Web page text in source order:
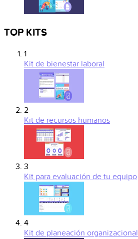
TOP KITS
1
Kit de bienestar laboral
2
Kit de recursos humanos
3
Kit para evaluación de tu equipo
4
Kit de planeación organizacional